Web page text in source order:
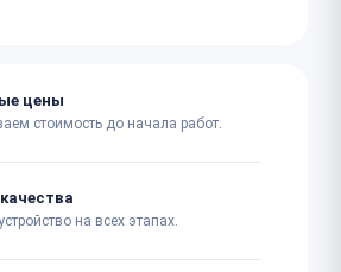
цены
стоимость до начала работ.
на всех этапах.